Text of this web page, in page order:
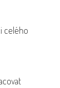
celého